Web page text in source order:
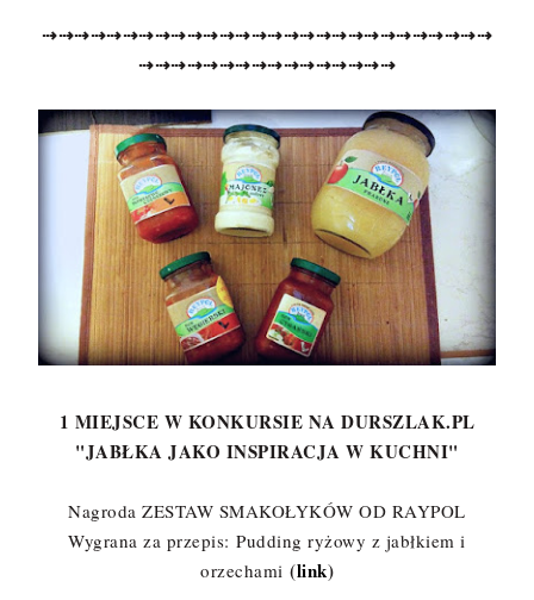
⇢⇢⇢⇢⇢⇢⇢⇢⇢⇢⇢⇢⇢⇢⇢⇢⇢⇢⇢⇢⇢⇢⇢⇢⇢⇢⇢⇢
⇢⇢⇢⇢⇢⇢⇢⇢⇢⇢⇢⇢⇢⇢⇢⇢
1 MIEJSCE W KONKURSIE NA DURSZLAK.PL
"JABŁKA JAKO INSPIRACJA W KUCHNI"
Nagroda ZESTAW SMAKOŁYKÓW OD RAYPOL
Wygrana za przepis:Pudding ryżowy z jabłkiem i
orzechami (link)